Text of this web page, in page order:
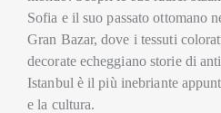
Sofia e il suo passato ottomano
Gran Bazar, dove i tessuti
decorate echeggiano storie di
Istanbul è il più inebriante
e la cultura.